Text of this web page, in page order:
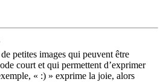
petites images qui peuvent être
court et qui permettent d’exprimer
« :) » exprime la joie, alors